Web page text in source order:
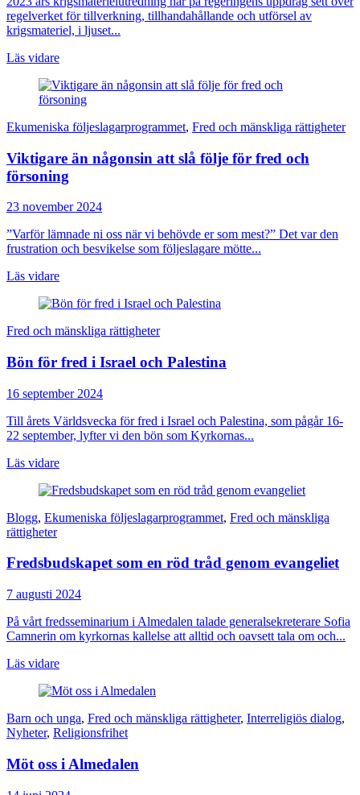
regelverket för tillverkning, tillhandahållande och utförsel av
krigsmateriel, i ljuset...
Läs vidare
Ekumeniska följeslagarprogrammet, Fred och mänskliga rättigheter
Viktigare än någonsin att slå följe för fred och
försoning
23 november 2024
”Varför lämnade ni oss när vi behövde er som mest?” Det var den
frustration och besvikelse som följeslagare mötte...
Läs vidare
Fred och mänskliga rättigheter
Bön för fred i Israel och Palestina
16 september 2024
Till årets Världsvecka för fred i Israel och Palestina, som pågår 16-
22 september, lyfter vi den bön som Kyrkornas...
Läs vidare
Blogg, Ekumeniska följeslagarprogrammet, Fred och mänskliga
rättigheter
Fredsbudskapet som en röd tråd genom evangeliet
7 augusti 2024
På vårt fredsseminarium i Almedalen talade generalsekreterare Sofia
Camnerin om kyrkornas kallelse att alltid och oavsett tala om och...
Läs vidare
Barn och unga, Fred och mänskliga rättigheter, Interreligiös dialog,
Nyheter, Religionsfrihet
Möt oss i Almedalen